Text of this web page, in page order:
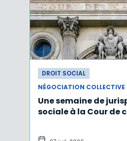
DROIT SOCIAL
Une semaine de
sociale à la Cour de